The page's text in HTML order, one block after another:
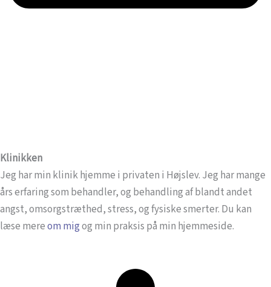
Klinikken
Jeg har min klinik hjemme i privaten i Højslev. Jeg har mange
års erfaring som behandler, og behandling af blandt andet
angst, omsorgstræthed, stress, og fysiske smerter. Du kan
læse mereom migog min praksis på min hjemmeside.